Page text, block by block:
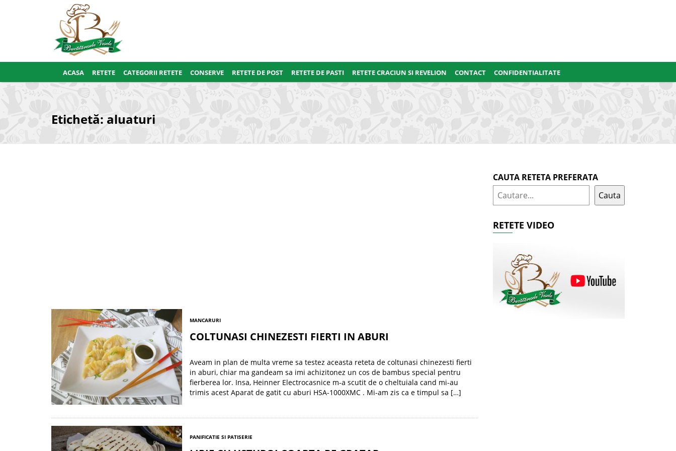
ACASA RETETE CATEGORII RETETE CONSERVE RETETE DE POST RETETE DE PASTI RETETE CRACIUN SI REVELION CONTACT CONFIDENTIALITATE
Etichetă: aluaturi
MANCARURI
COLTUNASI CHINEZESTI FIERTI IN ABURI
Aveam in plan de multa vreme sa testez aceasta reteta de coltunasi chinezesti fierti
in aburi, chiar ma gandeam sa imi achizitonez un cos de bambus special pentru
fierberea lor. Insa, Heinner Electrocasnice m-a scutit de o cheltuiala cand mi-au
trimis acest Aparat de gatit cu aburi HSA-1000XMC . Mi-am zis ca e timpul sa […]
PANIFICATIE SI PATISERIE
CAUTA RETETA PREFERATA
Cauta
RETETE VIDEO